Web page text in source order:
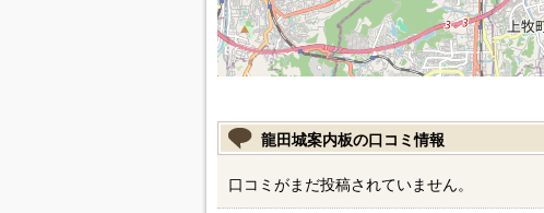
龍田城案内板の口コミ情報
口コミがまだ投稿されていません。